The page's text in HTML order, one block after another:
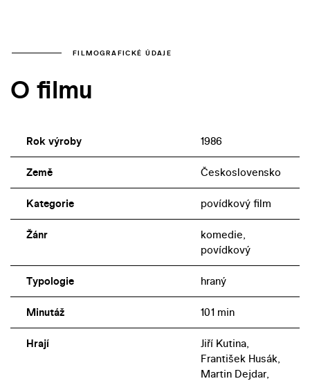
FILMOGRAFICKÉ ÚDAJE
O filmu
Rok výroby 1986
Země Československo
Kategorie povídkový film
Žánr
komedie,
povídkový
Typologie hraný
Minutáž 101 min
Hrají
Jiří Kutina,
František Husák,
Martin Dejdar,